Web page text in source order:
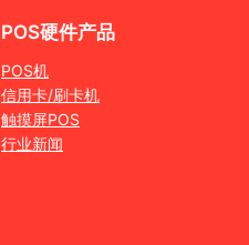
POS硬件产品
POS机
信用卡/刷卡机
触摸屏POS
行业新闻